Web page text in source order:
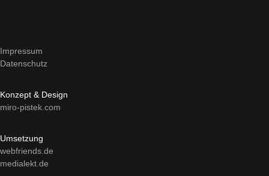
Impressum
Datenschutz
Konzept & Design
miro-pistek.com
Umsetzung
webfriends.de
medialekt.de